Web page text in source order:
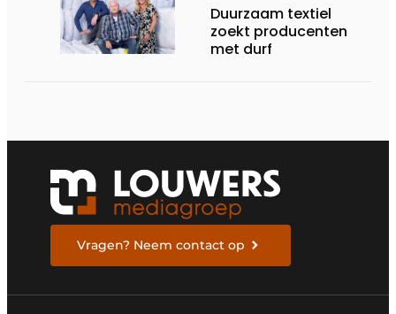
Duurzaam textiel
zoekt producenten
met durf
Vragen? Neem contact op